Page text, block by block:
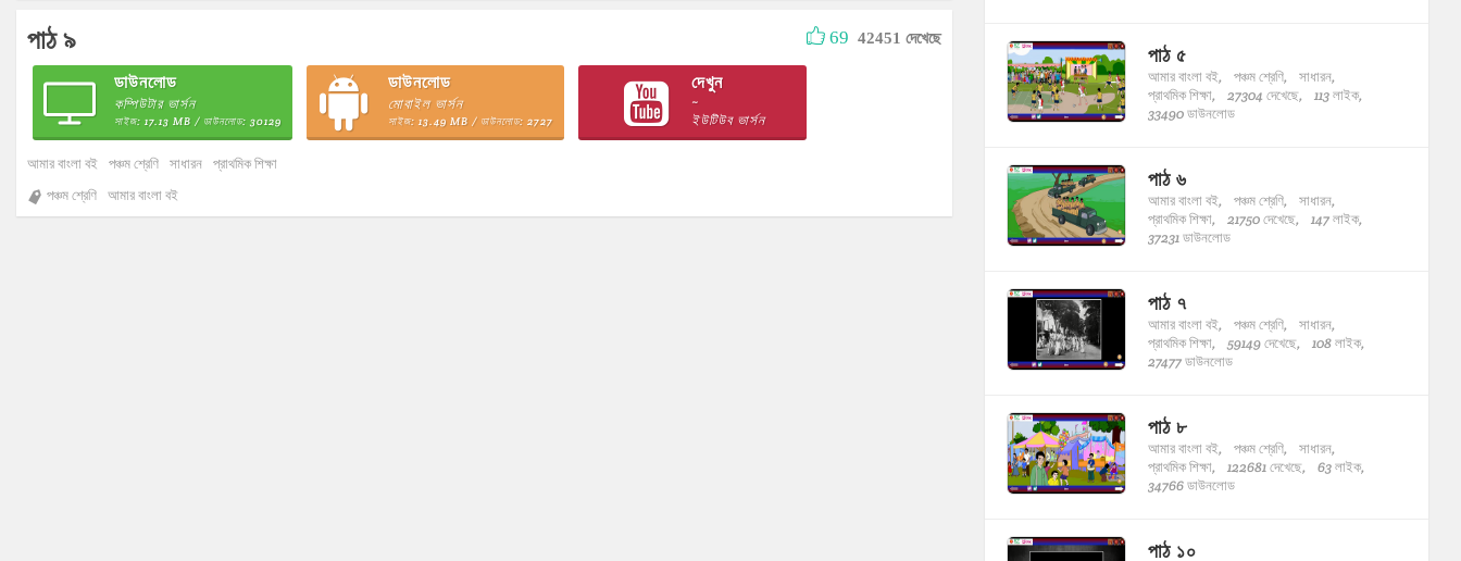
পাঠ ৯ 69 42451 দেখেছে
ডাউনলোড
কম্পিউটার ভার্সন
সাইজ: 17.13 MB / ডাউনলোড: 30129
ডাউনলোড
মোবাইল ভার্সন
সাইজ: 13.49 MB / ডাউনলোড: 2727
দেখুন
~
ইউটিউব ভার্সন
আমার বাংলা বই পঞ্চম শ্রেণি সাধারন প্রাথমিক শিক্ষা
পঞ্চম শ্রেণি আমার বাংলা বই
পাঠ ৫
আমার বাংলা বই, পঞ্চম শ্রেণি,
সাধারন,
প্রাথমিক শিক্ষা,
27304 দেখেছে,
113 লাইক,
33490 ডাউনলোড
পাঠ ৬
আমার বাংলা বই, পঞ্চম শ্রেণি,
সাধারন,
প্রাথমিক শিক্ষা,
21750 দেখেছে,
147 লাইক,
37231 ডাউনলোড
পাঠ ৭
আমার বাংলা বই, পঞ্চম শ্রেণি,
সাধারন,
প্রাথমিক শিক্ষা,
59149 দেখেছে,
108 লাইক,
27477 ডাউনলোড
পাঠ ৮
আমার বাংলা বই, পঞ্চম শ্রেণি,
সাধারন,
প্রাথমিক শিক্ষা,
122681 দেখেছে,
63 লাইক,
34766 ডাউনলোড
পাঠ ১০